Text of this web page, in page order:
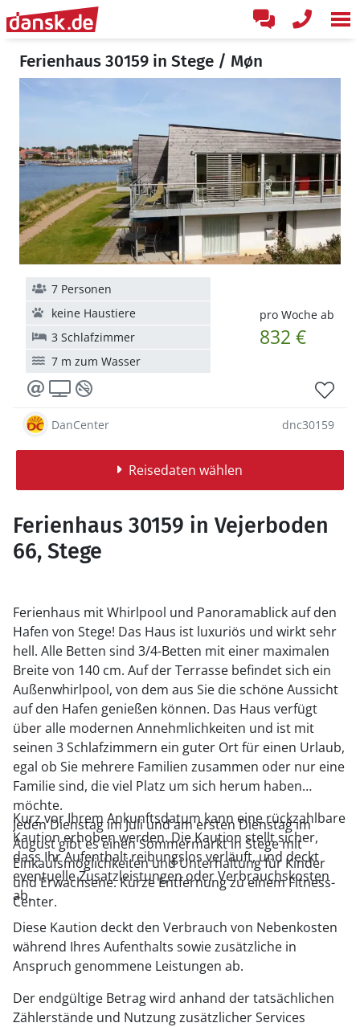
Ferienhaus 30159 in Stege / Møn
pro Woche ab
832 €
7 Personen
keine Haustiere
3 Schlafzimmer
7 m zum Wasser
DanCenter dnc30159
Reisedaten wählen
Ferienhaus 30159 in Vejerboden
66, Stege
Ferienhaus mit Whirlpool und Panoramablick auf den
Hafen von Stege! Das Haus ist luxuriös und wirkt sehr
hell. Alle Betten sind 3/4-Betten mit einer maximalen
Breite von 140 cm. Auf der Terrasse befindet sich ein
Außenwhirlpool, von dem aus Sie die schöne Aussicht
auf den Hafen genießen können. Das Haus verfügt
über alle modernen Annehmlichkeiten und ist mit
seinen 3 Schlafzimmern ein guter Ort für einen Urlaub,
egal ob Sie mehrere Familien zusammen oder nur eine
Familie sind, die viel Platz um sich herum haben
möchte.
Jeden Dienstag im Juli und am ersten Dienstag im
August gibt es einen Sommermarkt in Stege mit
Einkaufsmöglichkeiten und Unterhaltung für Kinder
und Erwachsene. Kurze Entfernung zu einem Fitness-
Center.
Kurz vor Ihrem Ankunftsdatum kann eine rückzahlbare
Kaution erhoben werden. Die Kaution stellt sicher,
dass Ihr Aufenthalt reibungslos verläuft, und deckt
eventuelle Zusatzleistungen oder Verbrauchskosten
ab.
Diese Kaution deckt den Verbrauch von Nebenkosten
während Ihres Aufenthalts sowie zusätzliche in
Anspruch genommene Leistungen ab.
Der endgültige Betrag wird anhand der tatsächlichen
Zählerstände und Nutzung zusätzlicher Services